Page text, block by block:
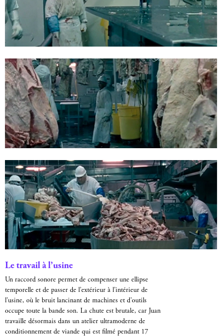
Le travail à l’usine
Un raccord sonore permet de compenser une ellipse
temporelle et de passer de l’extérieur à l’intérieur de
l’usine, où le bruit lancinant de machines et d’outils
occupe toute la bande son. La chute est brutale, car Juan
travaille désormais dans un atelier ultramoderne de
conditionnement de viande qui est filmé pendant 17